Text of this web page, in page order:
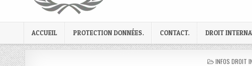
ACCUEIL PROTECTION DONNÉES. CONTACT. DROIT
POSTED
INFOS DROIT